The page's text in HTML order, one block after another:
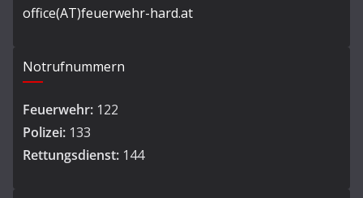
office(AT)feuerwehr-hard.at
Notrufnummern
Feuerwehr: 122
Polizei: 133
Rettungsdienst: 144